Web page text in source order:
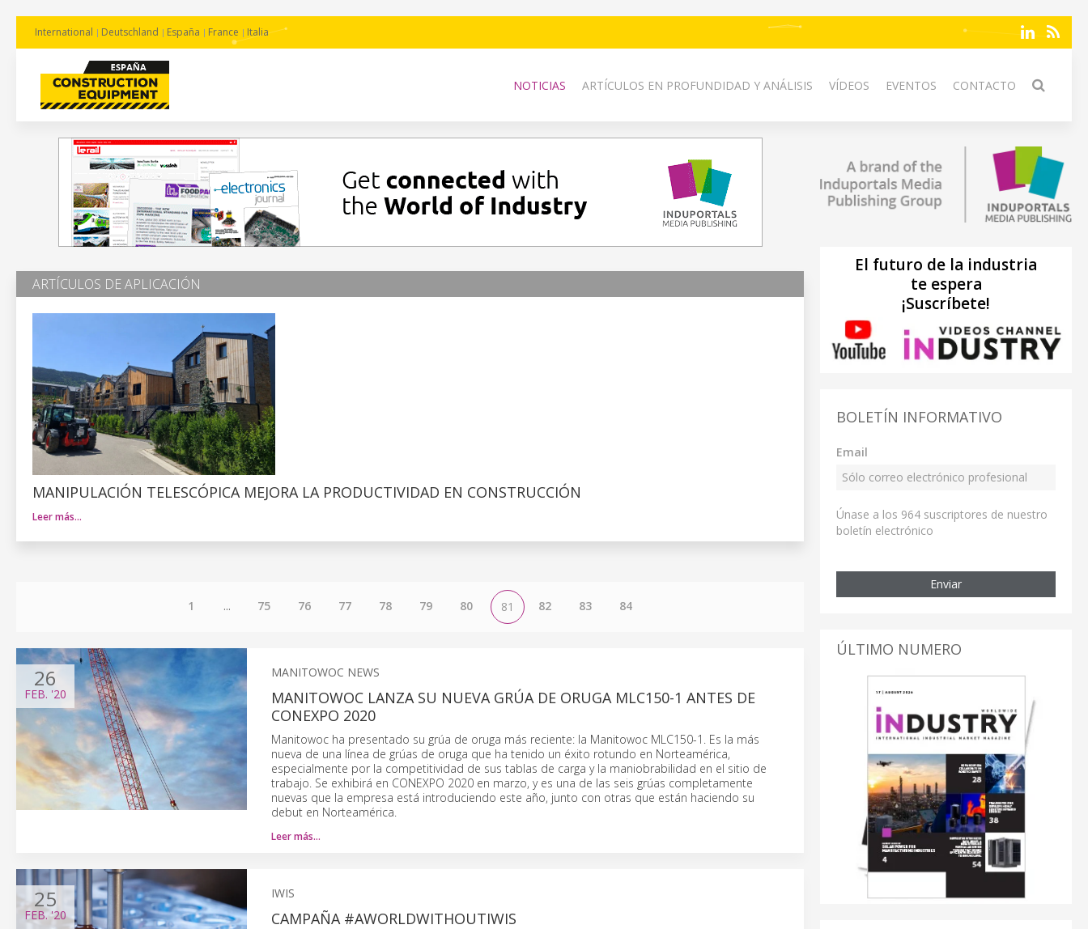
International Deutschland España France Italia
NOTICIAS ARTÍCULOS EN PROFUNDIDAD Y ANÁLISIS VÍDEOS EVENTOS CONTACTO
ARTÍCULOS DE APLICACIÓN
MANIPULACIÓN TELESCÓPICA MEJORA LA PRODUCTIVIDAD EN CONSTRUCCIÓN
Leer más…
1 ... 75 76 77 78 79 80 81 82 83 84
26
FEB. '20
MANITOWOC NEWS
MANITOWOC LANZA SU NUEVA GRÚA DE ORUGA MLC150-1 ANTES DE
CONEXPO 2020
Manitowoc ha presentado su grúa de oruga más reciente: la Manitowoc MLC150-1. Es la más
nueva de una línea de grúas de oruga que ha tenido un éxito rotundo en Norteamérica,
especialmente por la competitividad de sus tablas de carga y la maniobrabilidad en el sitio de
trabajo. Se exhibirá en CONEXPO 2020 en marzo, y es una de las seis grúas completamente
nuevas que la empresa está introduciendo este año, junto con otras que están haciendo su
debut en Norteamérica.
Leer más…
25
FEB.'20
IWIS
CAMPAÑA #AWORLDWITHOUTIWIS
El futuro de la industria
te espera
¡Suscríbete!
BOLETÍN INFORMATIVO
Email
Únase a los 964 suscriptores de nuestro
boletín electrónico
Enviar
ÚLTIMO NUMERO